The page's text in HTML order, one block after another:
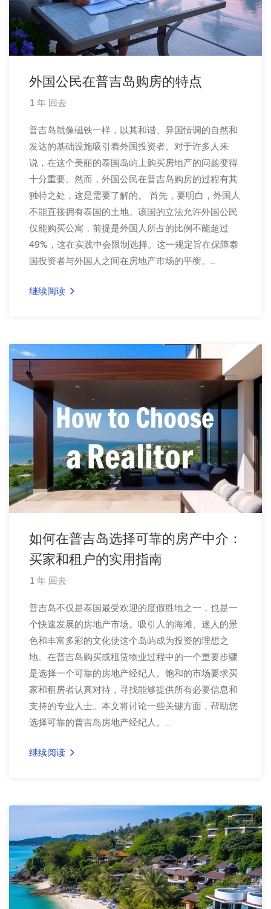
外国公民在普吉岛购房的特点
1 年 回去
普吉岛就像磁铁一样，以其和谐、异国情调的自然和
发达的基础设施吸引着外国投资者。对于许多人来
说，在这个美丽的泰国岛屿上购买房地产的问题变得
十分重要。然而，外国公民在普吉岛购房的过程有其
独特之处，这是需要了解的。 首先，要明白，外国人
不能直接拥有泰国的土地。该国的立法允许外国公民
仅能购买公寓，前提是外国人所占的比例不能超过
49%，这在实践中会限制选择。这一规定旨在保障泰
国投资者与外国人之间在房地产市场的平衡。...
继续阅读
如何在普吉岛选择可靠的房产中介：
买家和租户的实用指南
1 年 回去
普吉岛不仅是泰国最受欢迎的度假胜地之一，也是一
个快速发展的房地产市场。吸引人的海滩、迷人的景
色和丰富多彩的文化使这个岛屿成为投资的理想之
地。在普吉岛购买或租赁物业过程中的一个重要步骤
是选择一个可靠的房地产经纪人。饱和的市场要求买
家和租房者认真对待，寻找能够提供所有必要信息和
支持的专业人士。本文将讨论一些关键方面，帮助您
选择可靠的普吉岛房地产经纪人。...
继续阅读